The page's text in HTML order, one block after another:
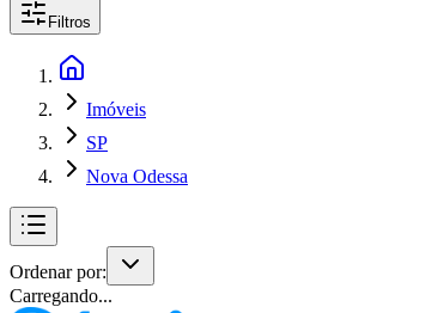
Filtros
Imóveis
SP
Nova Odessa
Ordenar por:
Carregando...